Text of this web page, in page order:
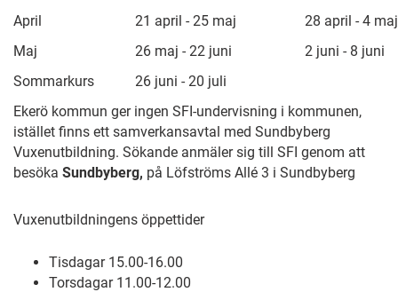
April
21 april - 25 maj
28 april - 4 maj
Maj
26 maj - 22 juni
2 juni - 8 juni
Sommarkurs
26 juni - 20 juli
Ekerö kommun ger ingen SFI-undervisning i kommunen,
istället finns ett samverkansavtal med Sundbyberg
Vuxenutbildning. Sökande anmäler sig till SFI genom att
besöka Sundbyberg, på Löfströms Allé 3 i Sundbyberg
Vuxenutbildningens öppettider
Tisdagar 15.00-16.00
Torsdagar 11.00-12.00